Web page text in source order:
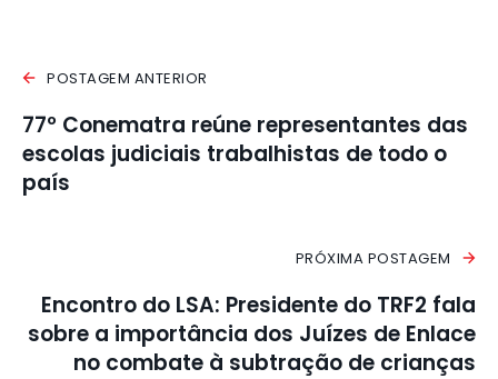
POSTAGEM ANTERIOR
77º Conematra reúne representantes das
escolas judiciais trabalhistas de todo o
país
PRÓXIMA POSTAGEM
Encontro do LSA: Presidente do TRF2 fala
sobre a importância dos Juízes de Enlace
no combate à subtração de crianças